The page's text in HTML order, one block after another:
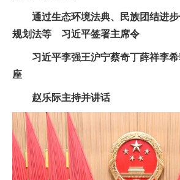
通过生态环境法典、民族团结进
规划法等 习近平签署主席令
习近平李强王沪宁蔡奇丁薛祥李
座
赵乐际主持并讲话